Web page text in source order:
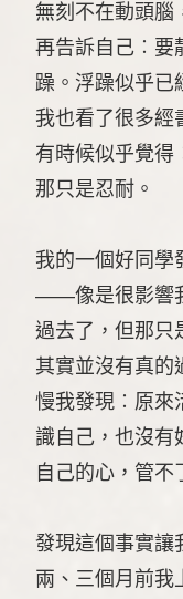
無刻不在動頭腦
再告訴自己︰
躁。浮躁似乎已
我也看了很多經
有時候似乎覺得
那只是忍耐。
我的一個好同學
——像是很影響
過去了，但那只
其實並沒有真的
慢我發現︰原來
識自己，也沒有
自己的心，管不
發現這個事實讓
兩、三個月前我